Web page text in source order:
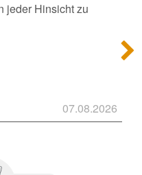
jeder Hinsicht zu
07.08.2026